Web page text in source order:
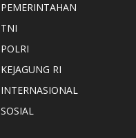
PEMERINTAHAN
TNI
POLRI
KEJAGUNG RI
INTERNASIONAL
SOSIAL